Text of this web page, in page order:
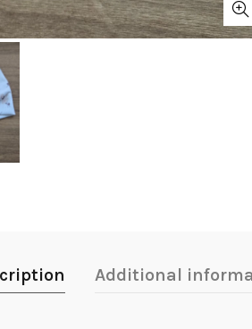
Additional